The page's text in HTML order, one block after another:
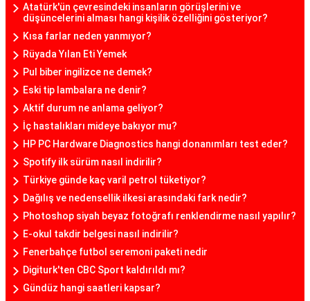
Atatürk'ün çevresindeki insanların görüşlerini ve
düşüncelerini alması hangi kişilik özelliğini gösteriyor?
Kısa farlar neden yanmıyor?
Rüyada Yılan Eti Yemek
Pul biber ingilizce ne demek?
Eski tip lambalara ne denir?
Aktif durum ne anlama geliyor?
İç hastalıkları mideye bakıyor mu?
HP PC Hardware Diagnostics hangi donanımları test eder?
Spotify ilk sürüm nasıl indirilir?
Türkiye günde kaç varil petrol tüketiyor?
Dağılış ve nedensellik ilkesi arasındaki fark nedir?
Photoshop siyah beyaz fotoğrafı renklendirme nasıl yapılır?
E-okul takdir belgesi nasıl indirilir?
Fenerbahçe futbol seremoni paketi nedir
Digiturk'ten CBC Sport kaldırıldı mı?
Gündüz hangi saatleri kapsar?